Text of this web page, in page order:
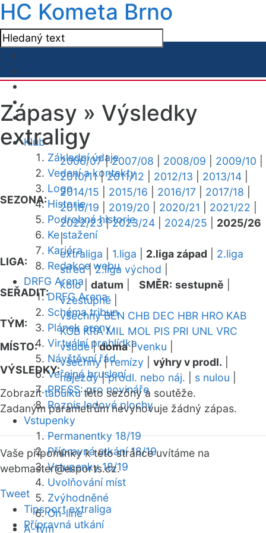
HC Kometa Brno
Klub
Základní údaje
Vedení a kontakty
Logo
Historie
Podrobná historie
Ke stažení
Kariéra
Redakce webu
DRFG Arena
DRFG Arena
Schéma tribun
Plánek areny
Virtuální prohlídka
Návštěvní řád
Veřejné bruslení
PRESS: pro novináře
Rozpis ledové plochy
Vstupenky
Permanentky 18/19
Přípravná utkání 18/19
Vstupenky 18/19
Uvolňování míst
Zvýhodněné
On-line
A-tým
Zápasy » Výsledky
extraligy
SEZONA:
2006/07|2007/08 2008/09 2009/10
2010/11|2011/12 2012/13 2013/14
2014/15
2015/16 2016/17 2017/18
2018/19
2019/20 2020/21 2021/22
2022/23|2023/24 2024/25
2025/26
|
LIGA:
extraliga 1.liga 2.liga západ
2.liga
střed|2.liga východ
SEŘADIT:
kolo| datum SMĚR: sestupně
vzestupně
TÝM:
všechny BEN CHB DEC HBR HRO KAB
KOB KRA MIL MOL PIS PRI UNL VRC
MÍSTO:
všude|doma|venku
VÝSLEDKY:
všechny|remízy výhry v prodl.
nájezdy|prodl. nebo náj. s nulou
Zobrazittabulkutéto sezóny a soutěže.
Zadaným parametrům nevyhovuje žádný zápas.
Vaše připomínky k této stránce uvítáme na
webmaster@esports.cz.
Tweet
Tipsport extraliga
Přípravná utkání